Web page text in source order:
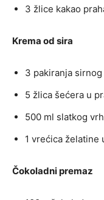
3 žlice kakao
Krema od sira
3 pakiranja
5 žlica šećera u
500 ml slatkog
1 vrećica želatine
Čokoladni premaz